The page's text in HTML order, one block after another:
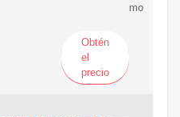
mo
Obtén
el
precio